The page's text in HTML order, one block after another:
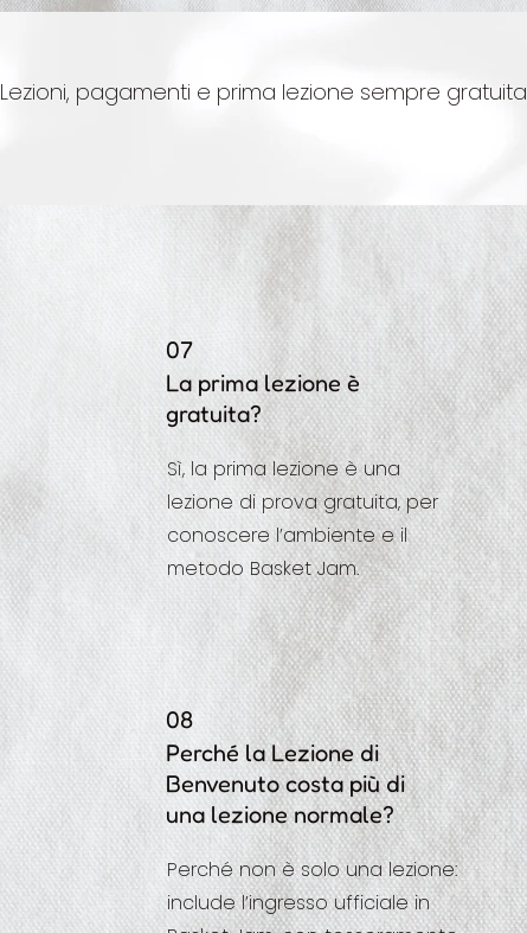
Lezioni, pagamenti e prima lezione sempre gratuita
07
La prima lezione è
gratuita?
Sì, la prima lezione è una
lezione di prova gratuita, per
conoscere l’ambiente e il
metodo Basket Jam.
08
Perché la Lezione di
Benvenuto costa più di
una lezione normale?
Perché non è solo una lezione:
include l’ingresso ufficiale in